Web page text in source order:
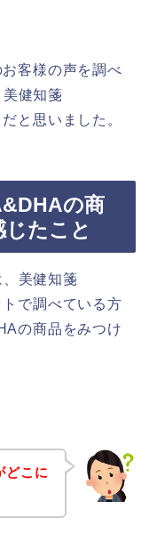
客様の声を調べ
健知箋
と思いました。
の商
たこと
美健知箋
で調べている方
の商品をみつけ
どこに